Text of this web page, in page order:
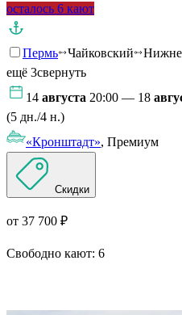
осталось 6 кают
Пермь Чайковский
ещё 3свернуть
14 августа 20:00 — 18
(5 дн./4 н.)
«Кронштадт», Премиум
Скидки
от 37 700 ₽
Свободно кают: 6